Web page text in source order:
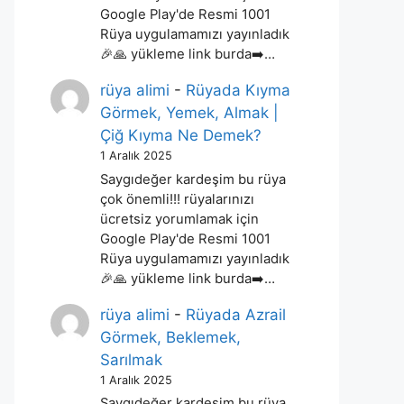
Google Play'de Resmi 1001
Rüya uygulamamızı yayınladık
🎉🙏 yükleme link burda➡️…
rüya alimi - Rüyada Kıyma
Görmek, Yemek, Almak |
Çiğ Kıyma Ne Demek?
1 Aralık 2025
Saygıdeğer kardeşim bu rüya
çok önemli!!! rüyalarınızı
ücretsiz yorumlamak için
Google Play'de Resmi 1001
Rüya uygulamamızı yayınladık
🎉🙏 yükleme link burda➡️…
rüya alimi - Rüyada Azrail
Görmek, Beklemek,
Sarılmak
1 Aralık 2025